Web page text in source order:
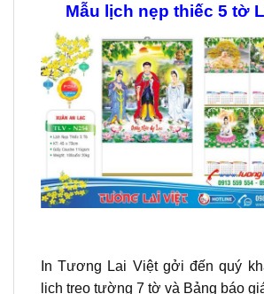
Mẫu lịch nẹp thiếc 5 tờ
In Tương Lai Việt gởi đến quý
lịch treo tường 7 tờ và Bảng báo